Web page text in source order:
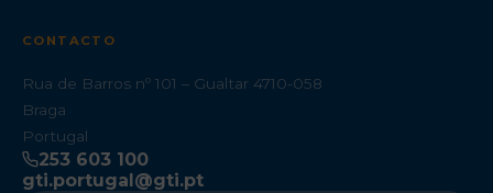
CONTACTO
Rua de Barros nº 101 – Gualtar 4710-058
Braga
Portugal
253 603 100
gti.portugal@gti.pt